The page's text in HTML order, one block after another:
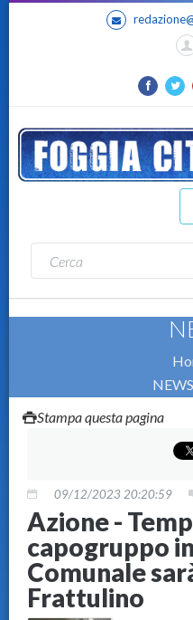
NEWS
Stampa questa pagina
09/12/2023 20:20:59
Azione -
capogruppo
Comunale
Frattulino